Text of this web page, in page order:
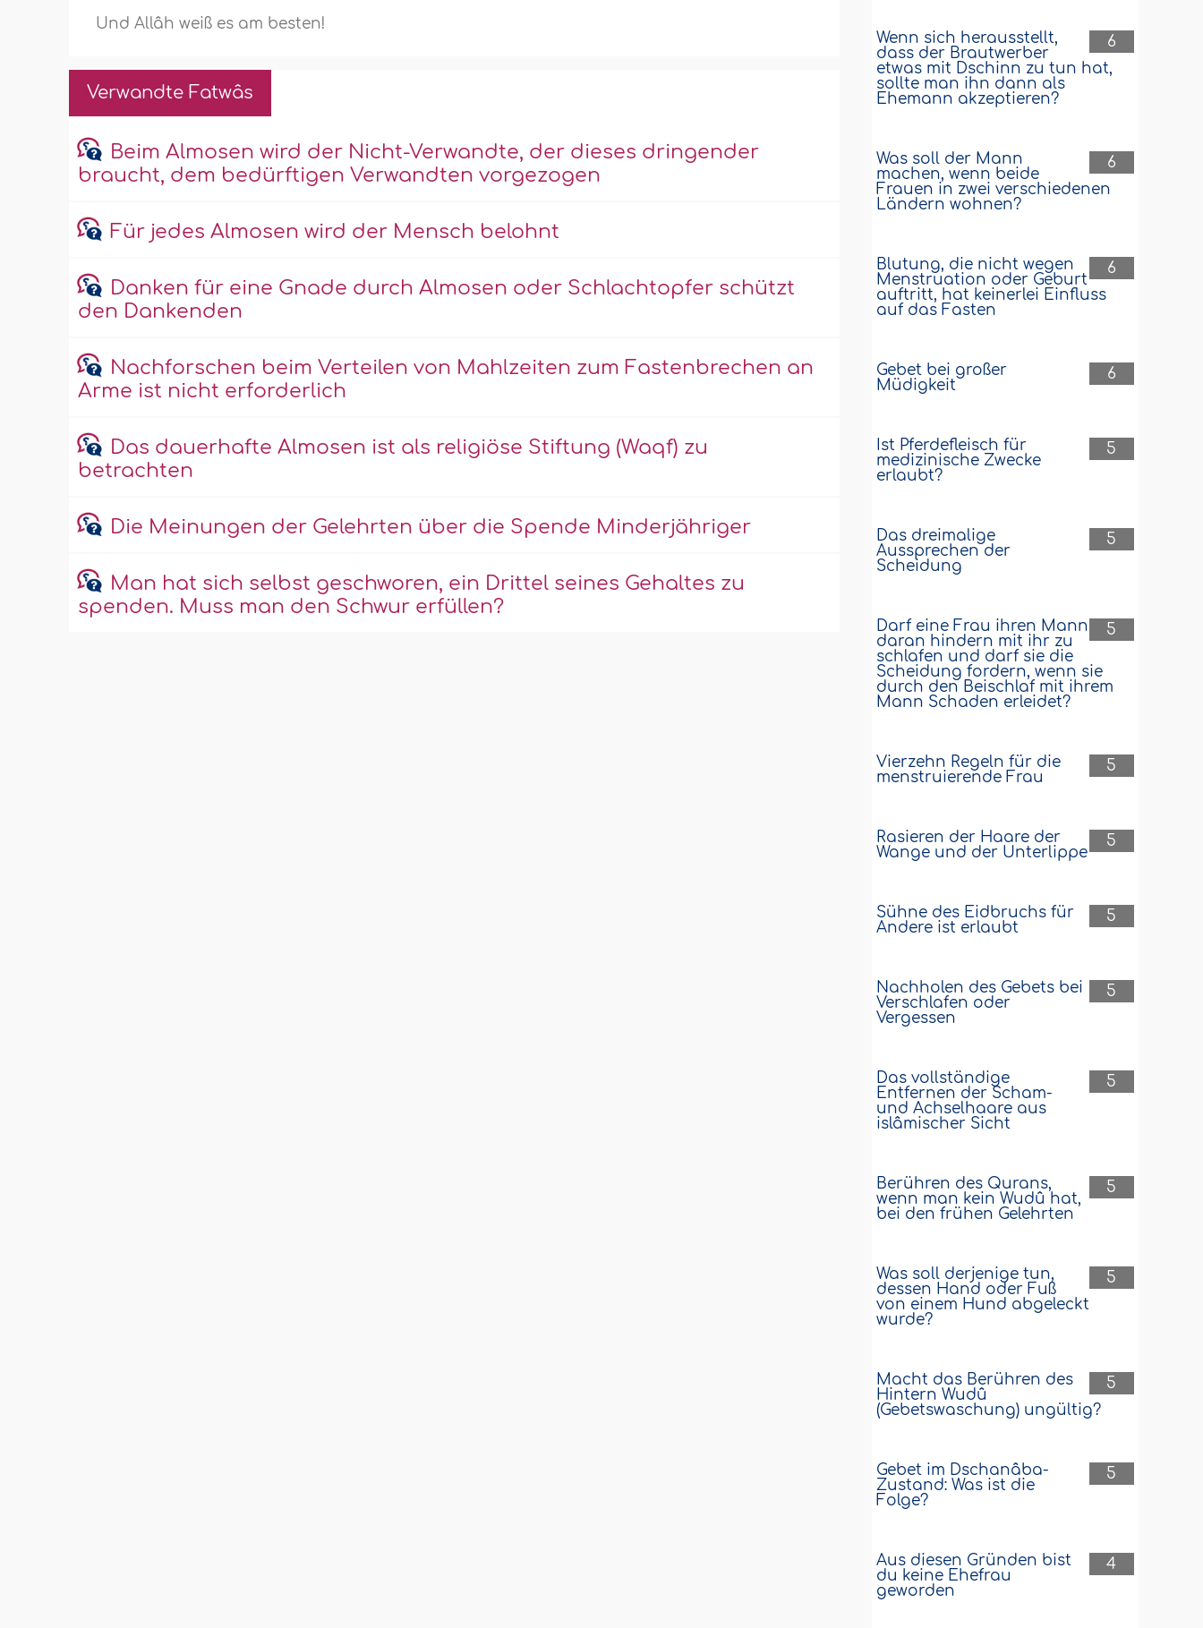
Und Allâh weiß es am besten!
Verwandte Fatwâs
Beim Almosen wird der Nicht-Verwandte, der dieses dringender
braucht, dem bedürftigen Verwandten vorgezogen
Für jedes Almosen wird der Mensch belohnt
Danken für eine Gnade durch Almosen oder Schlachtopfer schützt
den Dankenden
Nachforschen beim Verteilen von Mahlzeiten zum Fastenbrechen an
Arme ist nicht erforderlich
Das dauerhafte Almosen ist als religiöse Stiftung (Waqf) zu
betrachten
Die Meinungen der Gelehrten über die Spende Minderjähriger
Man hat sich selbst geschworen, ein Drittel seines Gehaltes zu
spenden. Muss man den Schwur erfüllen?
6
Wenn sich herausstellt,
dass der Brautwerber
etwas mit Dschinn zu tun hat,
sollte man ihn dann als
Ehemann akzeptieren?
6
Was soll der Mann
machen, wenn beide
Frauen in zwei verschiedenen
Ländern wohnen?
6
Blutung, die nicht wegen
Menstruation oder Geburt
auftritt, hat keinerlei Einfluss
auf das Fasten
6
Gebet bei großer
Müdigkeit
5
Ist Pferdefleisch für
medizinische Zwecke
erlaubt?
5
Das dreimalige
Aussprechen der
Scheidung
5
Darf eine Frau ihren Mann
daran hindern mit ihr zu
schlafen und darf sie die
Scheidung fordern, wenn sie
durch den Beischlaf mit ihrem
Mann Schaden erleidet?
5
Vierzehn Regeln für die
menstruierende Frau
5
Rasieren der Haare der
Wange und der Unterlippe
5
Sühne des Eidbruchs für
Andere ist erlaubt
5
Nachholen des Gebets bei
Verschlafen oder
Vergessen
5
Das vollständige
Entfernen der Scham-
und Achselhaare aus
islâmischer Sicht
5
Berühren des Qurans,
wenn man kein Wudû hat,
bei den frühen Gelehrten
5
Was soll derjenige tun,
dessen Hand oder Fuß
von einem Hund abgeleckt
wurde?
5
Macht das Berühren des
Hintern Wudû
(Gebetswaschung) ungültig?
5
Gebet im Dschanâba-
Zustand: Was ist die
Folge?
4
Aus diesen Gründen bist
du keine Ehefrau
geworden